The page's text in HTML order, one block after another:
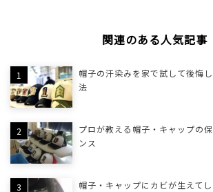
関連のある人気記事
帽子の汗染みを家で試して後悔
法
プロが教える帽子・キャップの
ンス
帽子・キャップにカビが生えて